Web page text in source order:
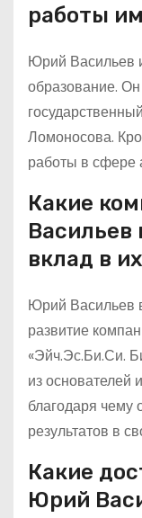
работы
Юрий Васильев
образование.
Ломоносова.
работы в сфере
Какие
Васильев
вклад в
Юрий Васильев
развитие
«Эйч.Эс.Би.Си.
из основателей
благодаря чему
результатов в
Какие
Юрий